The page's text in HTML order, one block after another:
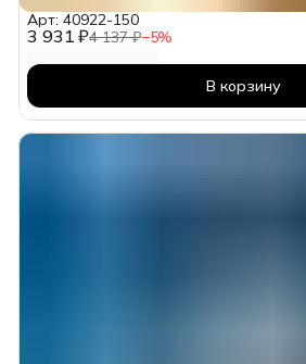
3 931 ₽4 137 ₽−5%
Арт: 40922-150
В корзину